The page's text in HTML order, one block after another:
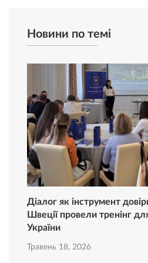
Новини по темі
Діалог як інструмент
Швеції провели тренінг
України
Травень 18, 2026